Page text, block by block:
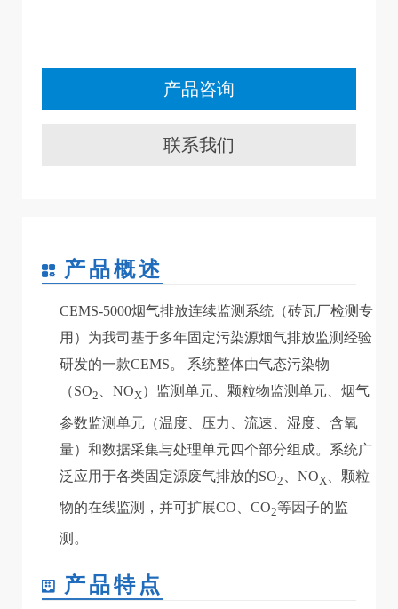
产品咨询
联系我们
产品概述
CEMS-5000烟气排放连续监测系统（砖瓦厂检测专
用）为我司基于多年固定污染源烟气排放监测经验
研发的一款CEMS。 系统整体由气态污染物
（SO2 、NOX）监测单元、颗粒物监测单元、烟气
参数监测单元（温度、压力、流速、湿度、含氧
量）和数据采集与处理单元四个部分组成。系统广
泛应用于各类固定源废气排放的SO2 、NOX 、颗粒
物的在线监测，并可扩展CO、CO2等因子的监
测。
产品特点